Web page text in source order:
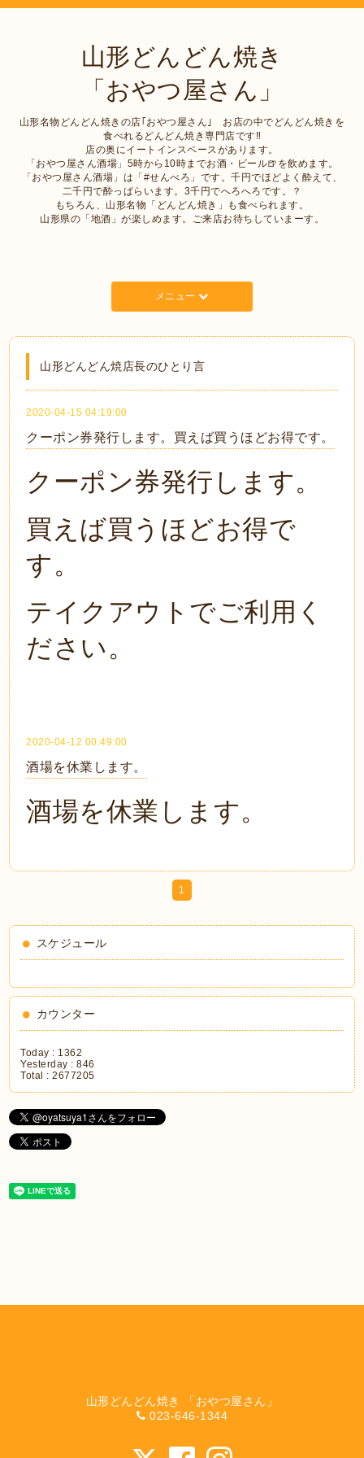
山形どんどん焼き
「おやつ屋さん」
山形名物どんどん焼きの店｢おやつ屋さん｣ お店の中でどんどん焼きを
食べれるどんどん焼き専門店です‼︎
店の奥にイートインスペースがあります。
「おやつ屋さん酒場」5時から10時までお酒・ビール🍺を飲めます。
「おやつ屋さん酒場」は「#せんべろ」です。千円でほどよく酔えて、
二千円で酔っぱらいます。3千円でへろへろです。？
もちろん、山形名物「どんどん焼き」も食べられます。
山形県の「地酒」が楽しめます。ご来店お待ちしていまーす。
メニュー
山形どんどん焼店長のひとり言
2020-04-15 04:19:00
クーポン券発行します。買えば買うほどお得です。
クーポン券発行します。
買えば買うほどお得で
す。
テイクアウトでご利用く
ださい。
2020-04-12 00:49:00
酒場を休業します。
酒場を休業します。
1
スケジュール
カウンター
Today : 1362
Yesterday :846
Total :2677205
山形どんどん焼き 「おやつ屋さん」
023-646-1344